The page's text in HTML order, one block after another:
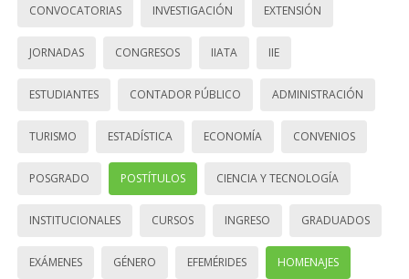
CONVOCATORIAS INVESTIGACIÓN EXTENSIÓN
JORNADAS CONGRESOS IIATA IIE
ESTUDIANTES CONTADOR PÚBLICO ADMINISTRACIÓN
TURISMO ESTADÍSTICA ECONOMÍA CONVENIOS
POSGRADO POSTÍTULOS CIENCIA Y TECNOLOGÍA
INSTITUCIONALES CURSOS INGRESO GRADUADOS
EXÁMENES GÉNERO EFEMÉRIDES HOMENAJES